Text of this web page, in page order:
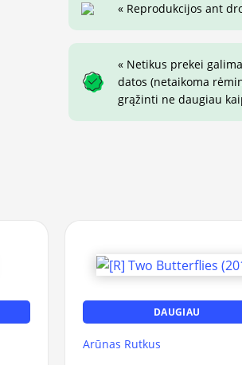
« Reprodukcijos ant
« Netikus prekei
datos (netaikoma
grąžinti ne daugiau
DAUGIAU
Arūnas Rutkus